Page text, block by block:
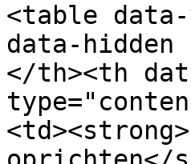
<table data-
data-
</th><th